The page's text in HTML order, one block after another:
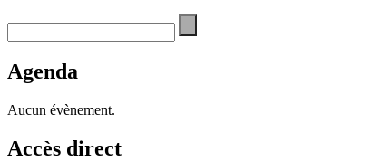
Agenda
Aucun évènement.
Accès direct